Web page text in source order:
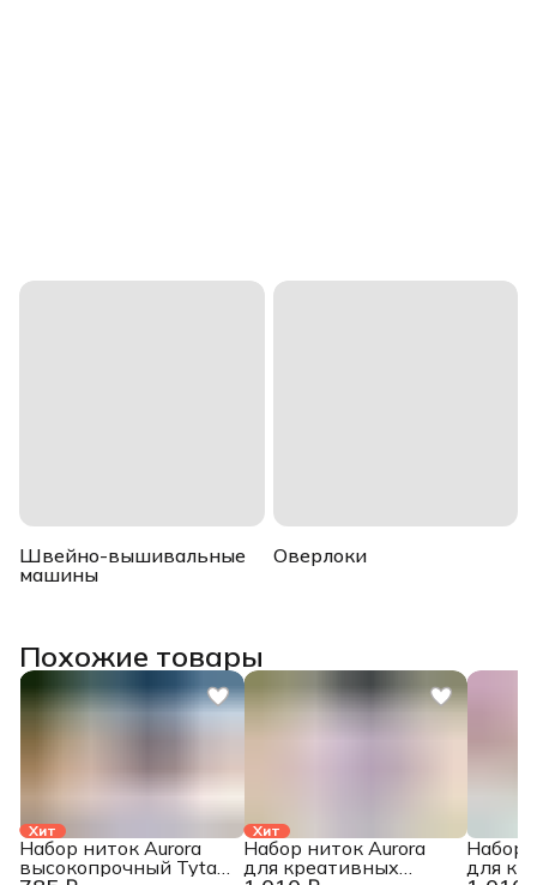
Швейно-вышивальные
машины
Оверлоки
Похожие товары
Хит
Набор ниток Aurora
высокопрочный Tytan
Хит
Набор ниток Aurora
для креативных
Набор
для